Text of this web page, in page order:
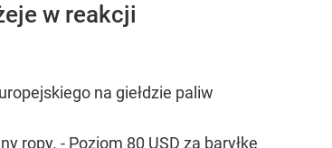
w reakcji
na giełdzie paliw
ropy. - Poziom 80 USD za baryłkę